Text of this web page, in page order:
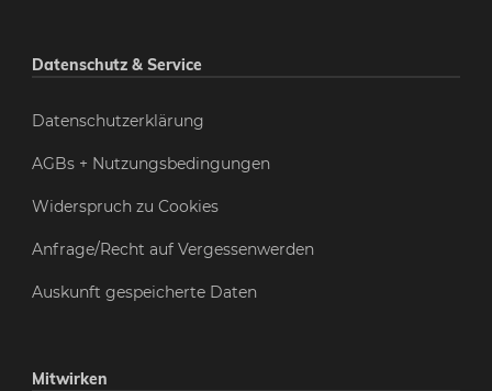
Datenschutz & Service
Datenschutzerklärung
AGBs + Nutzungsbedingungen
Widerspruch zu Cookies
Anfrage/Recht auf Vergessenwerden
Auskunft gespeicherte Daten
Mitwirken